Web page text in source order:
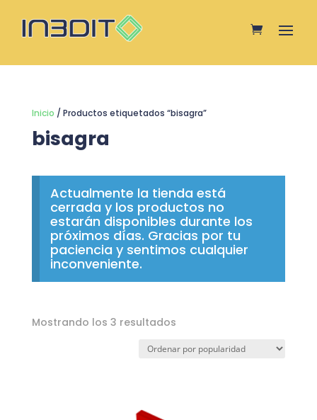
Inicio / Productos etiquetados “bisagra”
bisagra
Actualmente la tienda está
cerrada y los productos no
estarán disponibles durante los
próximos días. Gracias por tu
paciencia y sentimos cualquier
inconveniente.
Mostrando los 3 resultadosOrdenado
popularidad